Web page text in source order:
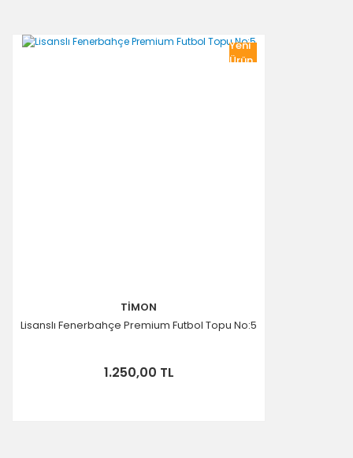
Yeni
Ürün
TİMON
Lisanslı Fenerbahçe Premium Futbol Topu No:5
1.250,00 TL